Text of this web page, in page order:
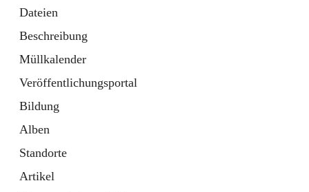
Dateien
Beschreibung
Müllkalender
Veröffentlichungsportal
Bildung
Alben
Standorte
Artikel